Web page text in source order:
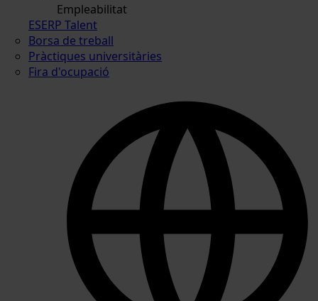
Empleabilitat
ESERP Talent
Borsa de treball
Pràctiques universitàries
Fira d'ocupació